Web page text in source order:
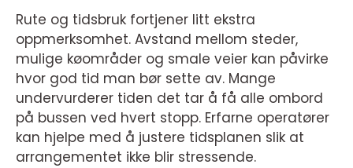
Rute og tidsbruk fortjener litt ekstra
oppmerksomhet. Avstand mellom steder,
mulige køområder og smale veier kan påvirke
hvor god tid man bør sette av. Mange
undervurderer tiden det tar å få alle ombord
på bussen ved hvert stopp. Erfarne operatører
kan hjelpe med å justere tidsplanen slik at
arrangementet ikke blir stressende.